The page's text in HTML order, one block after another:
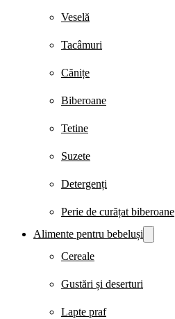
Veselă
Tacâmuri
Cănițe
Biberoane
Tetine
Suzete
Detergenți
Perie de curățat biberoane
Alimente pentru bebeluși
Cereale
Gustări și deserturi
Lapte praf